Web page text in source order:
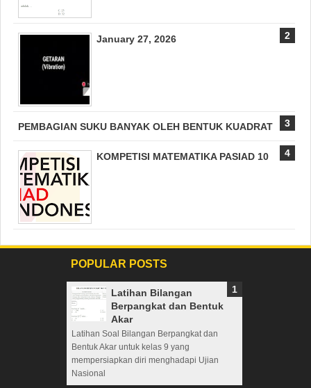
January 27, 2026
PEMBAGIAN SUKU BANYAK OLEH BENTUK KUADRAT
KOMPETISI MATEMATIKA PASIAD 10
POPULAR POSTS
Latihan Bilangan
Berpangkat dan Bentuk
Akar
Latihan Soal Bilangan Berpangkat dan
Bentuk Akar untuk kelas 9 yang
mempersiapkan diri menghadapi Ujian
Nasional